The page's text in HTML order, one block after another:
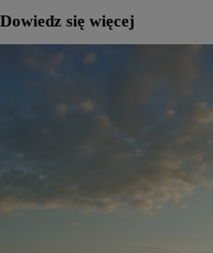
Dowiedz się więcej